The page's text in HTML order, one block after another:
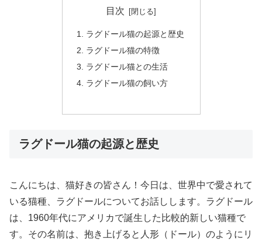
目次
ラグドール猫の起源と歴史
ラグドール猫の特徴
ラグドール猫との生活
ラグドール猫の飼い方
ラグドール猫の起源と歴史
こんにちは、猫好きの皆さん！今日は、世界中で愛されて
いる猫種、ラグドールについてお話しします。ラグドール
は、1960年代にアメリカで誕生した比較的新しい猫種で
す。その名前は、抱き上げると人形（ドール）のようにリ